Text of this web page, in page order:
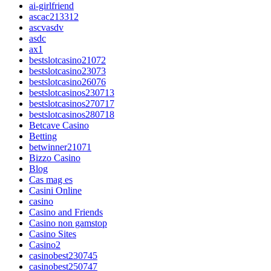
ai-girlfriend
ascac213312
ascvasdv
asdc
ax1
bestslotcasino21072
bestslotcasino23073
bestslotcasino26076
bestslotcasinos230713
bestslotcasinos270717
bestslotcasinos280718
Betcave Casino
Betting
betwinner21071
Bizzo Casino
Blog
Cas mag es
Casini Online
casino
Casino and Friends
Casino non gamstop
Casino Sites
Casino2
casinobest230745
casinobest250747